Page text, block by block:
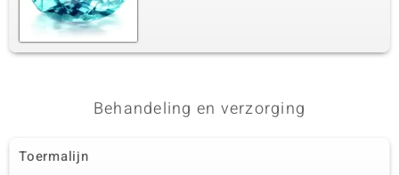
Behandeling en verzorging
Toermalijn